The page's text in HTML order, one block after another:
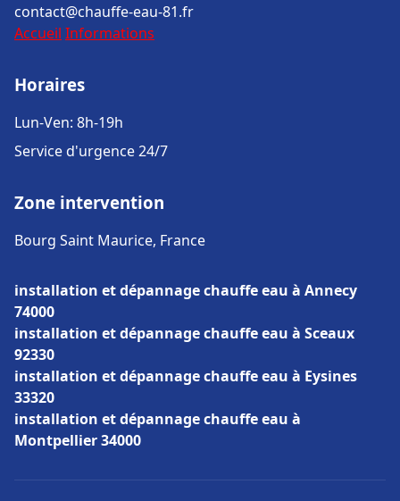
contact@chauffe-eau-81.fr
Accueil Informations
Horaires
Lun-Ven: 8h-19h
Service d'urgence 24/7
Zone intervention
Bourg Saint Maurice, France
installation et dépannage chauffe eau à Annecy
74000
installation et dépannage chauffe eau à Sceaux
92330
installation et dépannage chauffe eau à Eysines
33320
installation et dépannage chauffe eau à
Montpellier 34000